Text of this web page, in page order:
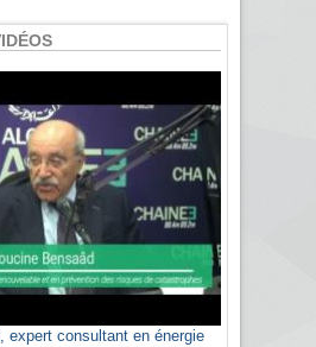
expert consultant en énergie